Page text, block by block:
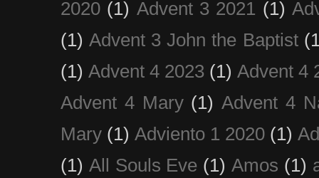
2020 (1) Advent 3 2021 (1)
(1) Advent 3 John the Baptist
(1) Advent 4 2023 (1) Advent 4
Advent 4 Mary (1) Advent 4
Mary (1) Adviento 1 2020 (1)
(1) All Souls Eve (1) Amos (1)